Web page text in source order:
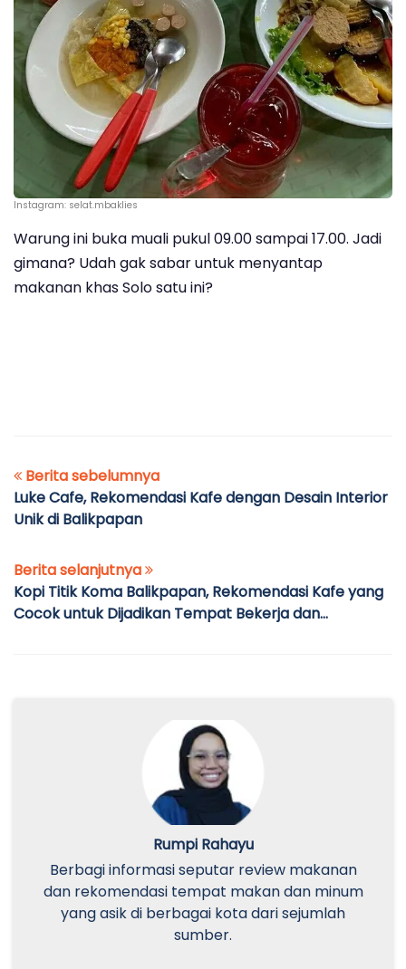
Instagram: selat.mbaklies
Warung ini buka muali pukul 09.00 sampai 17.00. Jadi
gimana? Udah gak sabar untuk menyantap
makanan khas Solo satu ini?
Berita sebelumnya
Luke Cafe, Rekomendasi Kafe dengan Desain Interior
Unik di Balikpapan
Berita selanjutnya
Kopi Titik Koma Balikpapan, Rekomendasi Kafe yang
Cocok untuk Dijadikan Tempat Bekerja dan
Rumpi Rahayu
Berbagi informasi seputar review makanan
dan rekomendasi tempat makan dan minum
yang asik di berbagai kota dari sejumlah
sumber.